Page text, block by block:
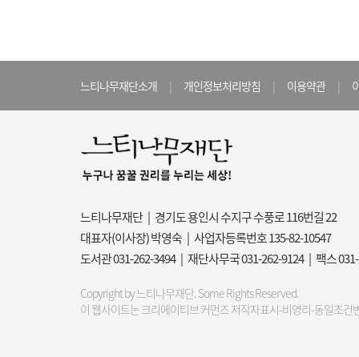
느티나무재단소개 | 개인정보처리방침 | 이용약관 |
느티나무재단 | 경기도 용인시 수지구 수풍로 116번길 22
대표자(이사장) 박영숙 | 사업자등록번호 135-82-10547
도서관 031-262-3494 | 재단사무국 031-262-9124 | 팩스
Copyright by 느티나무재단. Some Rights Reserved.
이 웹사이트는 크리에이티브 커먼즈 저작자표시-비영리-동일조